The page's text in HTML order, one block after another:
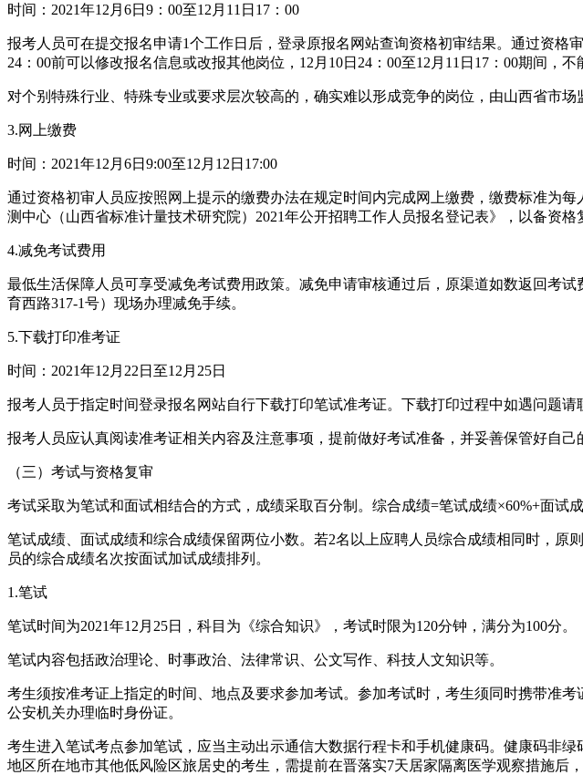
时间：2021年12月6日9：00至12月11日17：00
报考人员可在提交报名申请1个工作日后，登录原报名网站查询资格初审结果。通过资格
24：00前可以修改报名信息或改报其他岗位，12月10日24：00至12月11日17：00期间，
对个别特殊行业、特殊专业或要求层次较高的，确实难以形成竞争的岗位，由山西省市
3.网上缴费
时间：2021年12月6日9:00至12月12日17:00
通过资格初审人员应按照网上提示的缴费办法在规定时间内完成网上缴费，缴费标准为
测中心（山西省标准计量技术研究院）2021年公开招聘工作人员报名登记表》，以备资格
4.减免考试费用
最低生活保障人员可享受减免考试费用政策。减免申请审核通过后，原渠道如数返回考
育西路317-1号）现场办理减免手续。
5.下载打印准考证
时间：2021年12月22日至12月25日
报考人员于指定时间登录报名网站自行下载打印笔试准考证。下载打印过程中如遇问题请
报考人员应认真阅读准考证相关内容及注意事项，提前做好考试准备，并妥善保管好自己
（三）考试与资格复审
考试采取为笔试和面试相结合的方式，成绩采取百分制。综合成绩=笔试成绩×60%+面试
笔试成绩、面试成绩和综合成绩保留两位小数。若2名以上应聘人员综合成绩相同时，
员的综合成绩名次按面试加试成绩排列。
1.笔试
笔试时间为2021年12月25日，科目为《综合知识》，考试时限为120分钟，满分为100分。
笔试内容包括政治理论、时事政治、法律常识、公文写作、科技人文知识等。
考生须按准考证上指定的时间、地点及要求参加考试。参加考试时，考生须同时携带准
公安机关办理临时身份证。
考生进入笔试考点参加笔试，应当主动出示通信大数据行程卡和手机健康码。健康码非
地区所在地市其他低风险区旅居史的考生，需提前在晋落实7天居家隔离医学观察措施